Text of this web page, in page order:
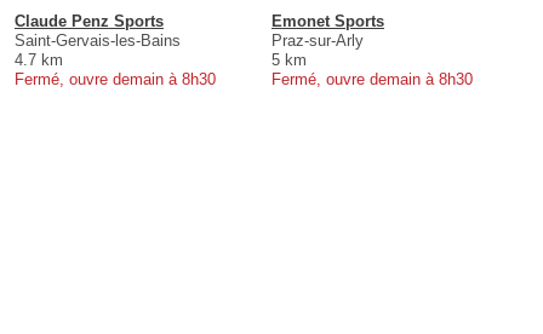
Claude Penz Sports
Saint-Gervais-les-Bains
4.7 km
Fermé, ouvre demain à 8h30
Emonet Sports
Praz-sur-Arly
5 km
Fermé, ouvre demain à 8h30